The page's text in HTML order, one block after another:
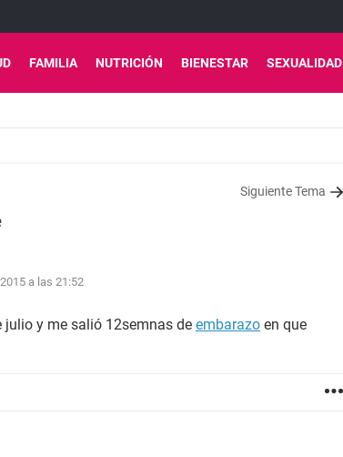
FAMILIA NUTRICIÓN BIENESTAR SEXUALIDAD
Siguiente Tema
a las 21:52
julio y me salió 12semnas de embarazo en que